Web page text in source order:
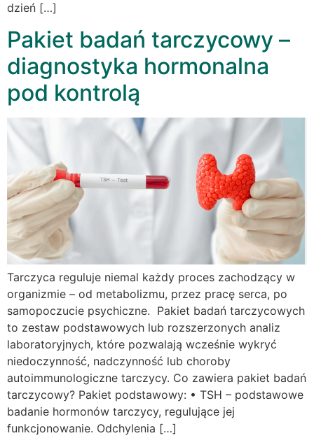
dzień […]
Pakiet badań tarczycowy –
diagnostyka hormonalna
pod kontrolą
Tarczyca reguluje niemal każdy proces zachodzący w
organizmie – od metabolizmu, przez pracę serca, po
samopoczucie psychiczne. Pakiet badań tarczycowych
to zestaw podstawowych lub rozszerzonych analiz
laboratoryjnych, które pozwalają wcześnie wykryć
niedoczynność, nadczynność lub choroby
autoimmunologiczne tarczycy. Co zawiera pakiet badań
tarczycowy? Pakiet podstawowy: • TSH – podstawowe
badanie hormonów tarczycy, regulujące jej
funkcjonowanie. Odchylenia […]